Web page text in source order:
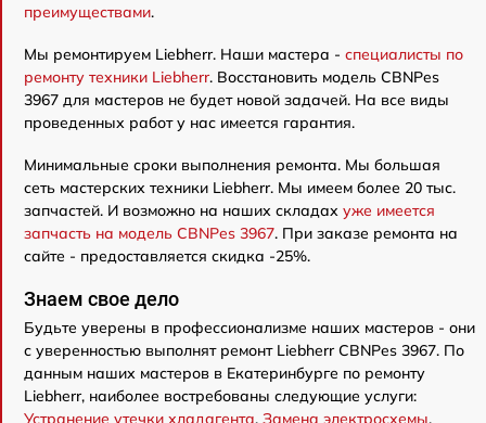
преимуществами.
Мы ремонтируем Liebherr. Наши мастера - специалисты по
ремонту техники Liebherr. Восстановить модель CBNPes
3967 для мастеров не будет новой задачей. На все виды
проведенных работ у нас имеется гарантия.
Минимальные сроки выполнения ремонта. Мы большая
сеть мастерских техники Liebherr. Мы имеем более 20 тыс.
запчастей. И возможно на наших складах уже имеется
запчасть на модель CBNPes 3967. При заказе ремонта на
сайте - предоставляется скидка -25%.
Знаем свое дело
Будьте уверены в профессионализме наших мастеров - они
с уверенностью выполнят ремонт Liebherr CBNPes 3967. По
данным наших мастеров в Екатеринбурге по ремонту
Liebherr, наиболее востребованы следующие услуги:
Устранение утечки хладагента, Замена электросхемы,